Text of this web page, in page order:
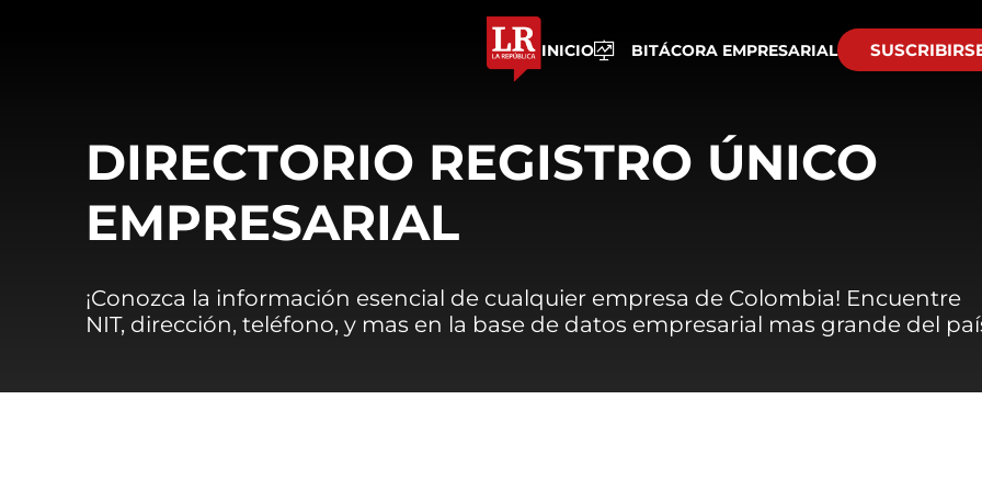
INICIO BITÁCORA EMPRESARIAL
DIRECTORIO REGISTRO ÚNICO
EMPRESARIAL
¡Conozca la información esencial de cualquier empresa de Colombia! Encuentre
NIT, dirección, teléfono, y mas en la base de datos empresarial mas grande del